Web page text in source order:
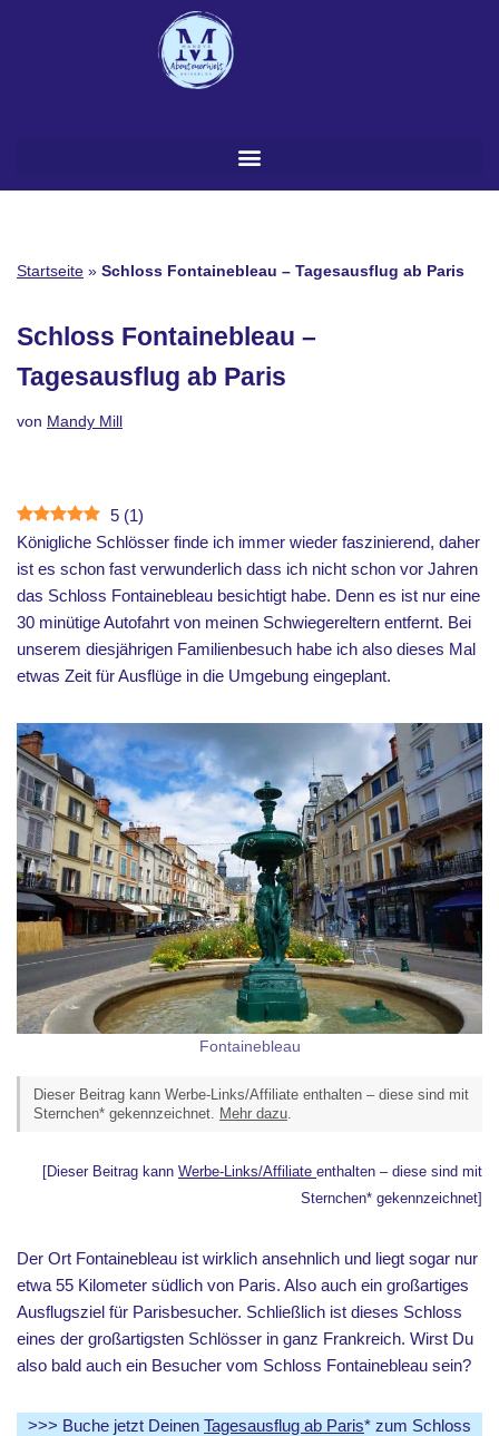
Startseite » Schloss Fontainebleau – Tagesausflug ab Paris
Schloss Fontainebleau –
Tagesausflug ab Paris
von Mandy Mill
5 (1)
Königliche Schlösser finde ich immer wieder faszinierend, daher
ist es schon fast verwunderlich dass ich nicht schon vor Jahren
das Schloss Fontainebleau besichtigt habe. Denn es ist nur eine
30 minütige Autofahrt von meinen Schwiegereltern entfernt. Bei
unserem diesjährigen Familienbesuch habe ich also dieses Mal
etwas Zeit für Ausflüge in die Umgebung eingeplant.
Fontainebleau
Dieser Beitrag kann Werbe-Links/Affiliate enthalten – diese sind mit
Sternchen* gekennzeichnet. Mehr dazu.
[Dieser Beitrag kann Werbe-Links/Affiliate enthalten – diese sind mit
Sternchen* gekennzeichnet]
Der Ort Fontainebleau ist wirklich ansehnlich und liegt sogar nur
etwa 55 Kilometer südlich von Paris. Also auch ein großartiges
Ausflugsziel für Parisbesucher. Schließlich ist dieses Schloss
eines der großartigsten Schlösser in ganz Frankreich. Wirst Du
also bald auch ein Besucher vom Schloss Fontainebleau sein?
>>> Buche jetzt Deinen Tagesausflug ab Paris* zum Schloss